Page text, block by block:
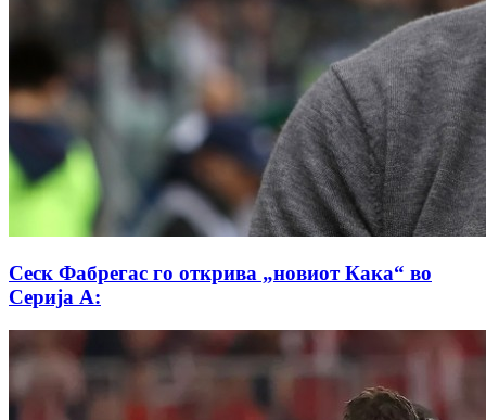
Сеск Фабрегас го открива „новиот Кака“ во
Серија А: